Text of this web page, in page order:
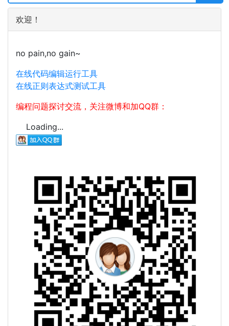
欢迎！
no pain,no gain~
在线代码编辑运行工具
在线正则表达式测试工具
编程问题探讨交流，关注微博和加QQ群：
Loading...